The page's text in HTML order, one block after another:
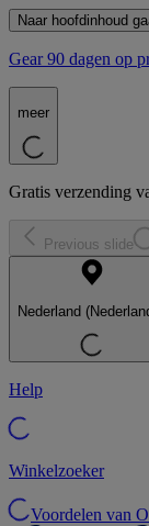
Naar hoofdinhoud
Gear 90 dagen op
meer
Gratis verzending
Previous slide
Nederland
Help
Winkelzoeker
Voordelen van